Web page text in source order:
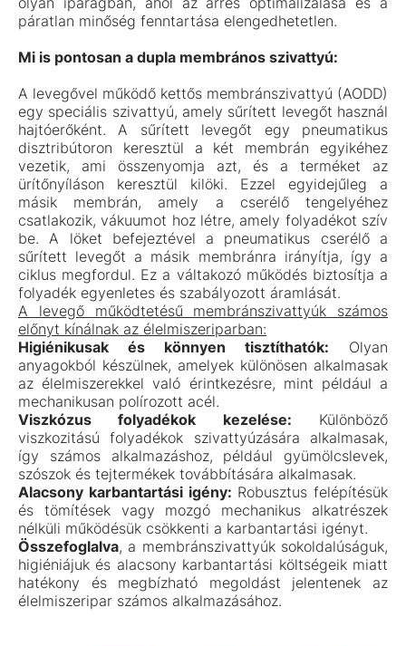
páratlan minőség fenntartása elengedhetetlen.
Mi is pontosan a dupla membrános szivattyú:
A levegővel működő kettős membránszivattyú (AODD)
egy speciális szivattyú, amely sűrített levegőt használ
hajtóerőként. A sűrített levegőt egy pneumatikus
disztribútoron keresztül a két membrán egyikéhez
vezetik, ami összenyomja azt, és a terméket az
ürítőnyíláson keresztül kilöki. Ezzel egyidejűleg a
másik membrán, amely a cserélő tengelyéhez
csatlakozik, vákuumot hoz létre, amely folyadékot szív
be. A löket befejeztével a pneumatikus cserélő a
sűrített levegőt a másik membránra irányítja, így a
ciklus megfordul. Ez a váltakozó működés biztosítja a
folyadék egyenletes és szabályozott áramlását.
A levegő működtetésű membránszivattyúk számos
előnyt kínálnak az élelmiszeriparban:
Higiénikusak és könnyen tisztíthatók: Olyan
anyagokból készülnek, amelyek különösen alkalmasak
az élelmiszerekkel való érintkezésre, mint például a
mechanikusan polírozott acél.
Viszkózus folyadékok kezelése: Különböző
viszkozitású folyadékok szivattyúzására alkalmasak,
így számos alkalmazáshoz, például gyümölcslevek,
szószok és tejtermékek továbbítására alkalmasak.
Alacsony karbantartási igény: Robusztus felépítésük
és tömítések vagy mozgó mechanikus alkatrészek
nélküli működésük csökkenti a karbantartási igényt.
Összefoglalva, a membránszivattyúk sokoldalúságuk,
higiéniájuk és alacsony karbantartási költségeik miatt
hatékony és megbízható megoldást jelentenek az
élelmiszeripar számos alkalmazásához.